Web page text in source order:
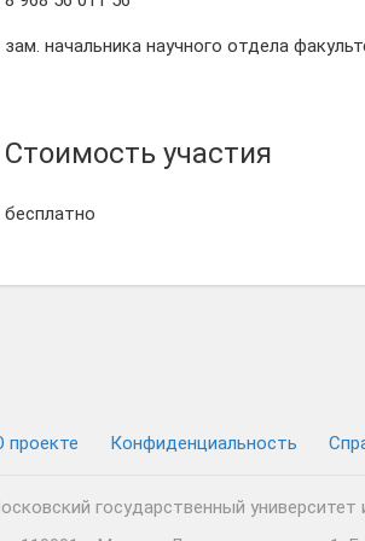
зам. начальника научного отдела
Стоимость участия
бесплатно
проекте Конфиденциальность
государственный